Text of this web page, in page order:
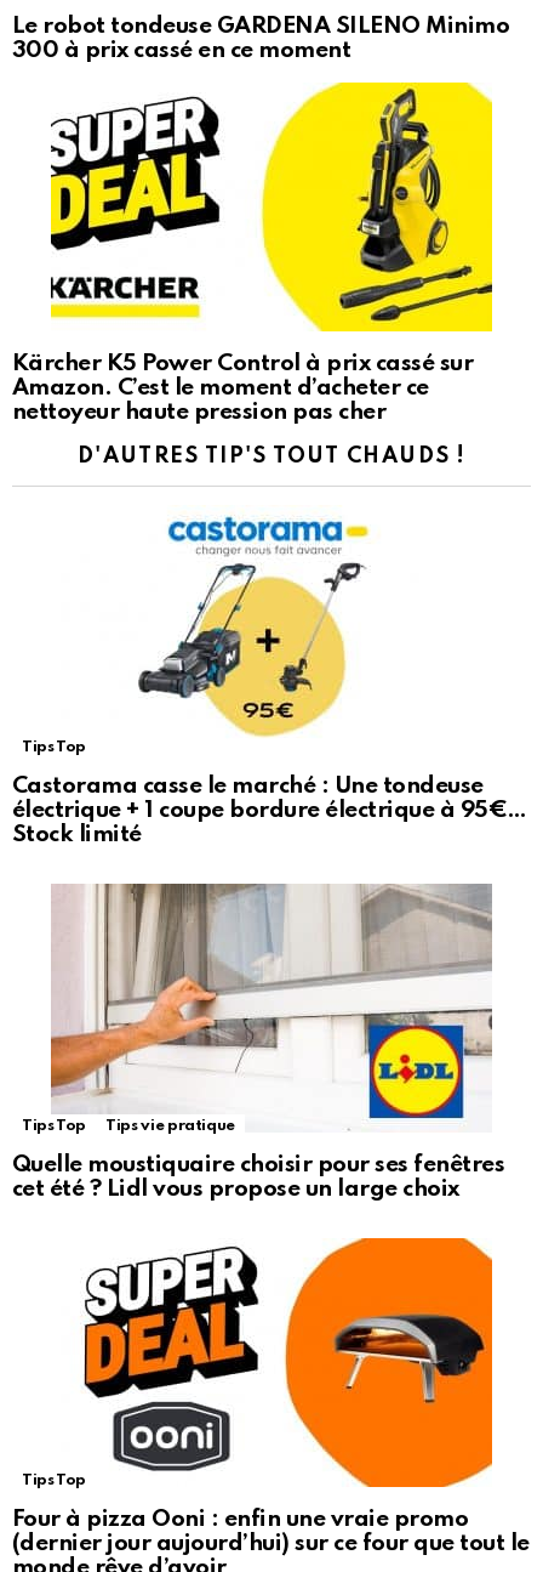
Le robot tondeuse GARDENA SILENO Minimo
300 à prix cassé en ce moment
Kärcher K5 Power Control à prix cassé sur
Amazon. C’est le moment d’acheter ce
nettoyeur haute pression pas cher
D'AUTRES TIP'S TOUT CHAUDS !
Tips Top
Castorama casse le marché : Une tondeuse
électrique + 1 coupe bordure électrique à 95€…
Stock limité
Tips Top Tips vie pratique
Quelle moustiquaire choisir pour ses fenêtres
cet été ? Lidl vous propose un large choix
Tips Top
Four à pizza Ooni : enfin une vraie promo
(dernier jour aujourd’hui) sur ce four que tout le